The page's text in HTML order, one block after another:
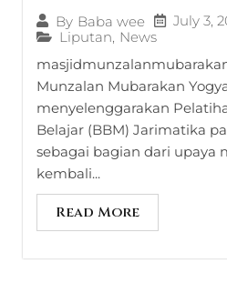
By Baba wee
July 3,
Liputan, News
Munzalan Mubarakan
menyelenggarakan
Belajar (BBM) Jarimatika
sebagai bagian dari upaya
kembali...
Read More